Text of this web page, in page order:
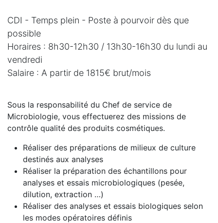
CDI - Temps plein - Poste à pourvoir dès que
possible
Horaires : 8h30-12h30 / 13h30-16h30 du lundi au
vendredi
Salaire : A partir de 1815€ brut/mois
Sous la responsabilité du Chef de service de
Microbiologie, vous effectuerez des missions de
contrôle qualité des produits cosmétiques.
Réaliser des préparations de milieux de culture
destinés aux analyses
Réaliser la préparation des échantillons pour
analyses et essais microbiologiques (pesée,
dilution, extraction …)
Réaliser des analyses et essais biologiques selon
les modes opératoires définis